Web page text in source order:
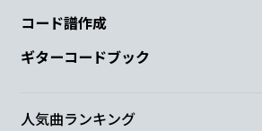
コード譜作成
ギターコードブック
人気曲ランキング